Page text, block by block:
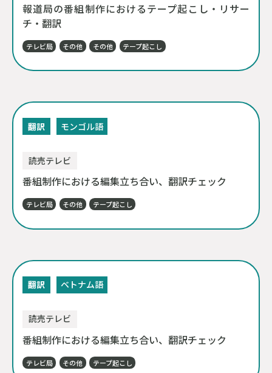
報道局の番組制作におけるテープ起こし・リサー
チ・翻訳
テレビ局 その他 その他 テープ起こし
翻訳 モンゴル語
読売テレビ
番組制作における編集立ち合い、翻訳チェック
テレビ局 その他 テープ起こし
翻訳 ベトナム語
読売テレビ
番組制作における編集立ち合い、翻訳チェック
テレビ局 その他 テープ起こし